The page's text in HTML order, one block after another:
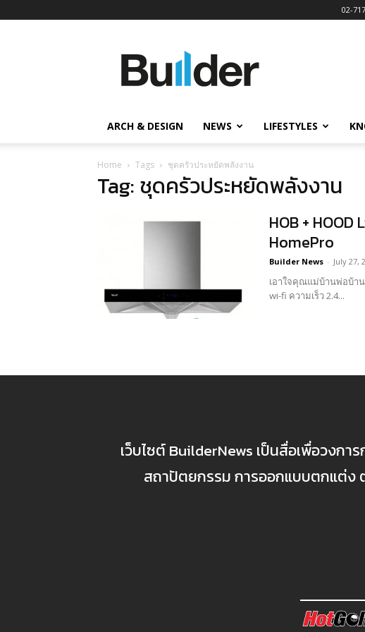
02-
ข่าว
ก่อสร้าง
ARCH & DESIGN NEWS LIFESTYLES
Home Tags ชุดครัวประหยัดพลังงาน
Tag: ชุดครัวประหยัดพลังงาน
HOB +
HomePro
Builder News - July 27,
เอาใจคุณแม่บ้านพ่อบ้า
wi-fi ความเร็ว 2.4...
เว็บไซต์ BuilderNews เป็นสื่อเพื่อวงก
สถาปัตยกรรม การออกแบบตกแต่ง